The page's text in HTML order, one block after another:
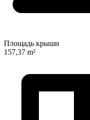
Площадь крыши
157,37 m²